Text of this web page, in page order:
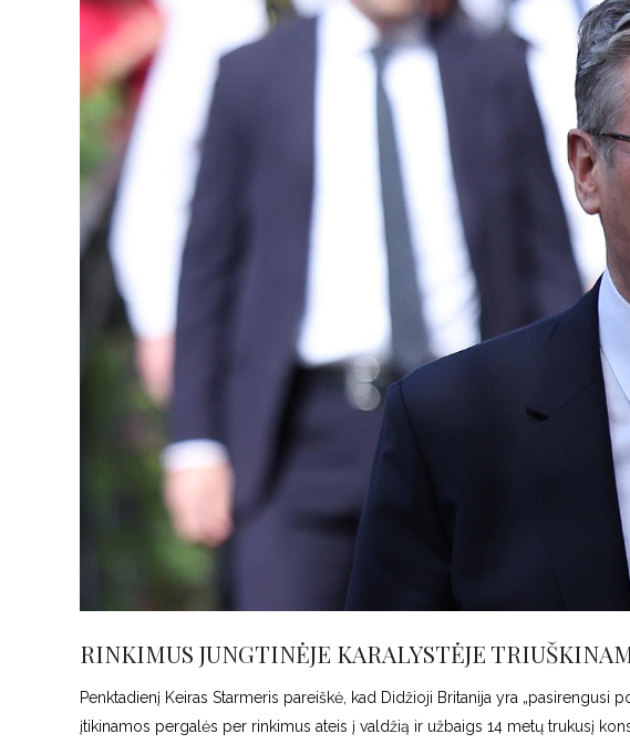
RINKIMUS JUNGTINĖJE KARALYSTĖJE
Penktadienį Keiras Starmeris pareiškė, kad Didžioji Britanija yra
įtikinamos pergalės per rinkimus ateis į valdžią ir užbaigs 14 metų trukusį